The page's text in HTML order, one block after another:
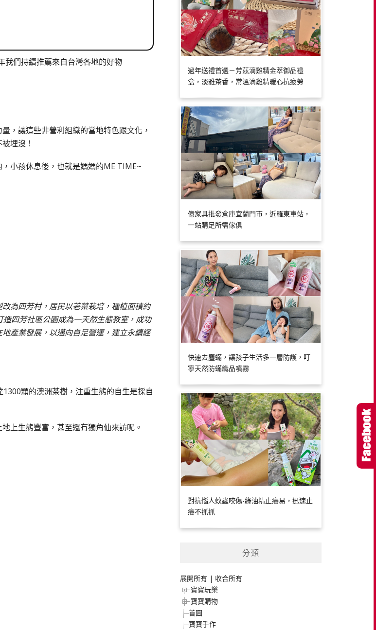
我們持續推薦來自台灣各地的好物
，讓這些非營利組織的當地特色跟文化，
埋沒！
小孩休息後，也就是媽媽的ME TIME~
為四芳村，居民以荖葉栽培，種植面積約
四芳社區公園成為一天然生態教室，成功
產業發展，以邁向自足營運，建立永續經
顆的澳洲茶樹，注重生態的自生是採自
上生態豐富，甚至還有獨角仙來訪呢。
過年送禮首選－芳茲滴雞精金萃御品禮
盒，淡雅茶香，常溫滴雞精暖心抗疲勞
億家具批發倉庫宜蘭門市，近羅東車站，
一站購足所需傢俱
快速去塵蟎，讓孩子生活多一層防護，叮
寧天然防蟎織品噴霧
對抗惱人蚊蟲咬傷-綠油精止癢易，迅速止
癢不抓抓
分類
展開所有 | 收合所有
寶寶玩樂
寶寶購物
首圖
寶寶手作